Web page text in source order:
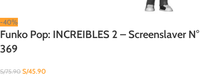
-40%
Funko Pop: INCREIBLES 2 – Screenslaver N°
369
S/75.90 S/45.90